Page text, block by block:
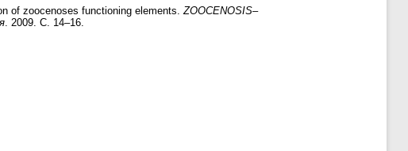
of zoocenoses functioning elements.ZOOCENOSIS–
. 2009. С. 14–16.